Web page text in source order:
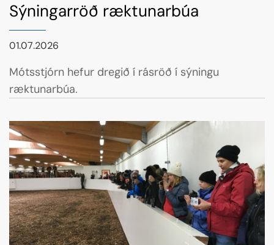
Sýningarröð ræktunarbúa
01.07.2026
Mótsstjórn hefur dregið í rásröð í sýningu
ræktunarbúa.